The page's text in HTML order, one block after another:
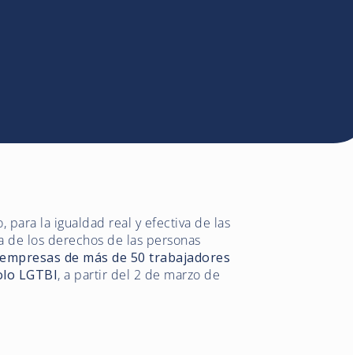
para la igualdad real y efectiva de las
de los derechos de las personas
de más de 50 trabajadores
LGTBI, a partir del 2 de marzo de